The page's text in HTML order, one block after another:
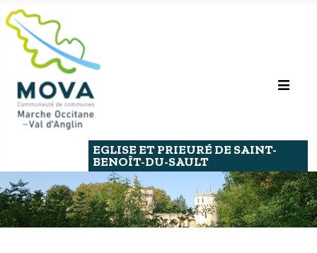
EGLISE ET PRIEURÉ DE SAINT-
BENOÎT-DU-SAULT